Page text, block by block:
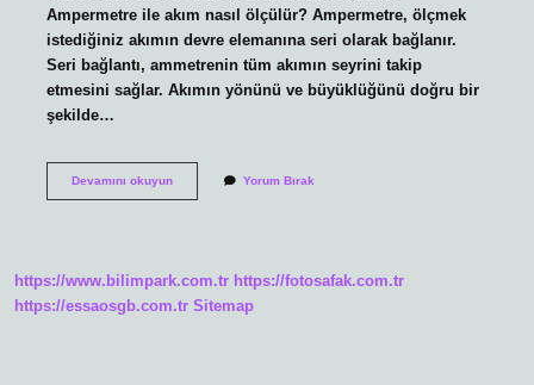
Ampermetre ile akım nasıl ölçülür? Ampermetre, ölçmek
istediğiniz akımın devre elemanına seri olarak bağlanır.
Seri bağlantı, ammetrenin tüm akımın seyrini takip
etmesini sağlar. Akımın yönünü ve büyüklüğünü doğru bir
şekilde…
Devamını okuyunPens
Yorum Bırak
https://www.bilimpark.com.tr https://fotosafak.com.tr
https://essaosgb.com.tr Sitemap